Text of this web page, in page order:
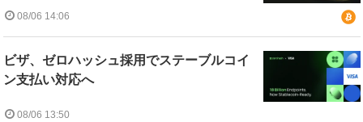
08/06 14:06
ビザ、ゼロハッシュ採用でステーブルコイ
ン支払い対応へ
08/06 13:50